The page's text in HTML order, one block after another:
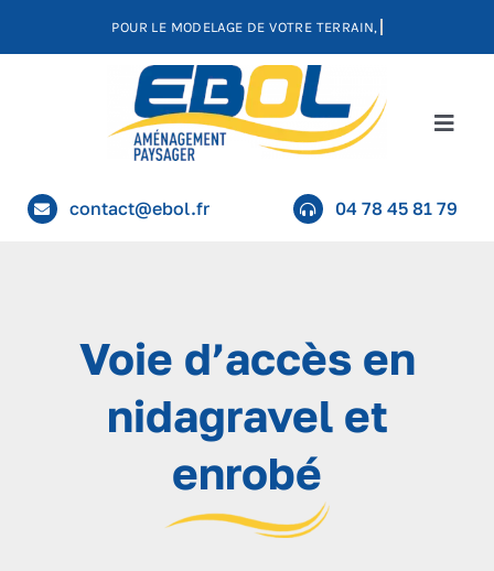
contenu
Cours, Allées et voies d’accès
Nos réalisations
contact@ebol.fr 04 78 45 81 79
Voie d’accès en
nidagravel et
enrobé